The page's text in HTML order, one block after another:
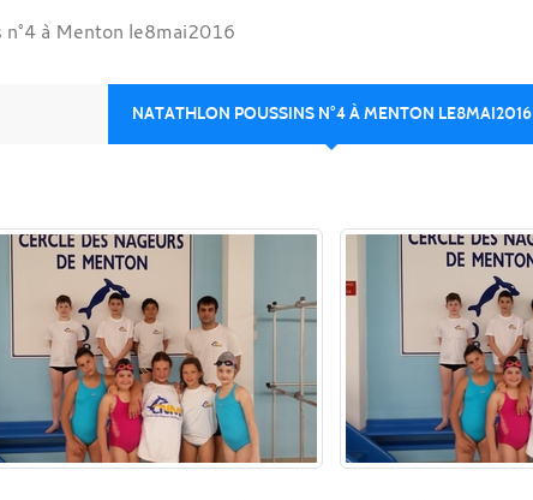
n°4 à Menton le8mai2016
NATATHLON POUSSINS N°4 À MENTON LE8MAI2016